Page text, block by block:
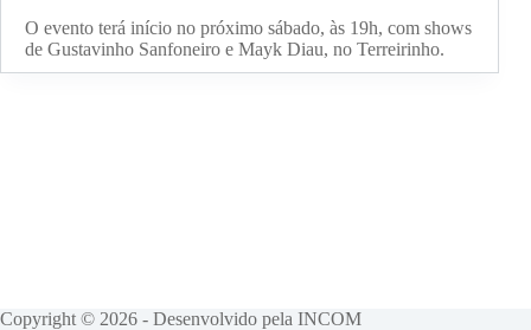
O evento terá início no próximo sábado, às 19h, com shows
de Gustavinho Sanfoneiro e Mayk Diau, no Terreirinho.
Copyright © 2026 - Desenvolvido pela INCOM